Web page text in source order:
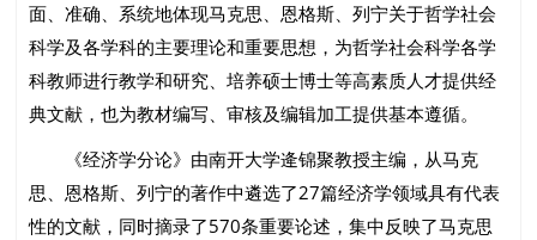
面、准确、系统地体现马克思、恩格斯、列宁关于哲学社会
科学及各学科的主要理论和重要思想，为哲学社会科学各学
科教师进行教学和研究、培养硕士博士等高素质人才提供经
典文献，也为教材编写、审核及编辑加工提供基本遵循。
《经济学分论》由南开大学逄锦聚教授主编，从马克
思、恩格斯、列宁的著作中遴选了27篇经济学领域具有代表
性的文献，同时摘录了570条重要论述，集中反映了马克思